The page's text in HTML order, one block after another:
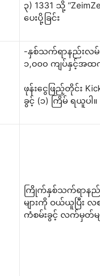
၃) 1331 သို့
ပေးပို့ခြင်း
-နှစ်သက်ရာနည်းလမ်
၁,၀၀၀ ကျပ်နှင့်အ
ဖုန်းငွေဖြည့်တိုင်း
ခွင့် (၁) ကြိမ် ရယူပါ။
ကြိုက်နှစ်သက်ရာနည်
များကို ဝယ်ယူပြီး
ကံစမ်းခွင့် လက်မှတ်မ